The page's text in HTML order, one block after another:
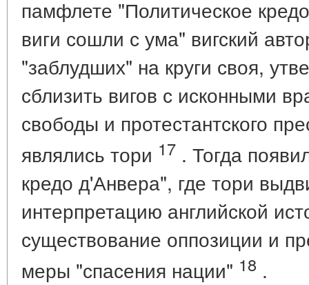
памфлете "Политическое
виги сошли с ума" вигский
"заблудших" на круги своя,
сблизить вигов с исконными
свободы и протестантского
являлись тори 17 . Тогда
кредо д'Анвера", где тори
интерпретацию английской
существование оппозиции и
меры "спасения нации" 18 .